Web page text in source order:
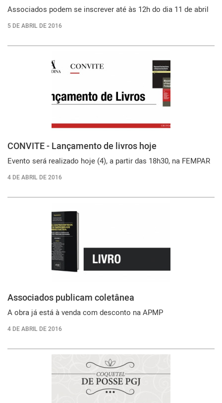
Associados podem se inscrever até às 12h do dia 11 de abril
5 DE ABRIL DE 2016
CONVITE - Lançamento de livros hoje
Evento será realizado hoje (4), a partir das 18h30, na FEMPAR
4 DE ABRIL DE 2016
Associados publicam coletânea
A obra já está à venda com desconto na APMP
4 DE ABRIL DE 2016